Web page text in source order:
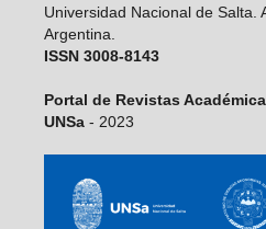
Universidad Nacional de Salta.
Argentina.
ISSN 3008-8143
Portal de Revistas
UNSa- 2023